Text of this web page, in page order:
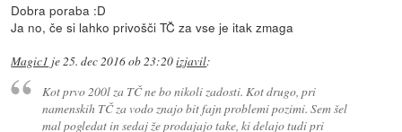
Dobra poraba :D
Ja no, če si lahko privošči TČ za vse je itak zmaga
Magic1 je25. dec 2016 ob 23:20izjavil:
Kot prvo 200l za TČ ne bo nikoli zadosti. Kot drugo, pri
namenskih TČ za vodo znajo bit fajn problemi pozimi. Sem šel
mal pogledat in sedaj že prodajajo take, ki delajo tudi pri